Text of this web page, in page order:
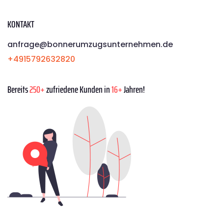
KONTAKT
anfrage@bonnerumzugsunternehmen.de
+4915792632820
Bereits250+zufriedene Kunden in16+Jahren!